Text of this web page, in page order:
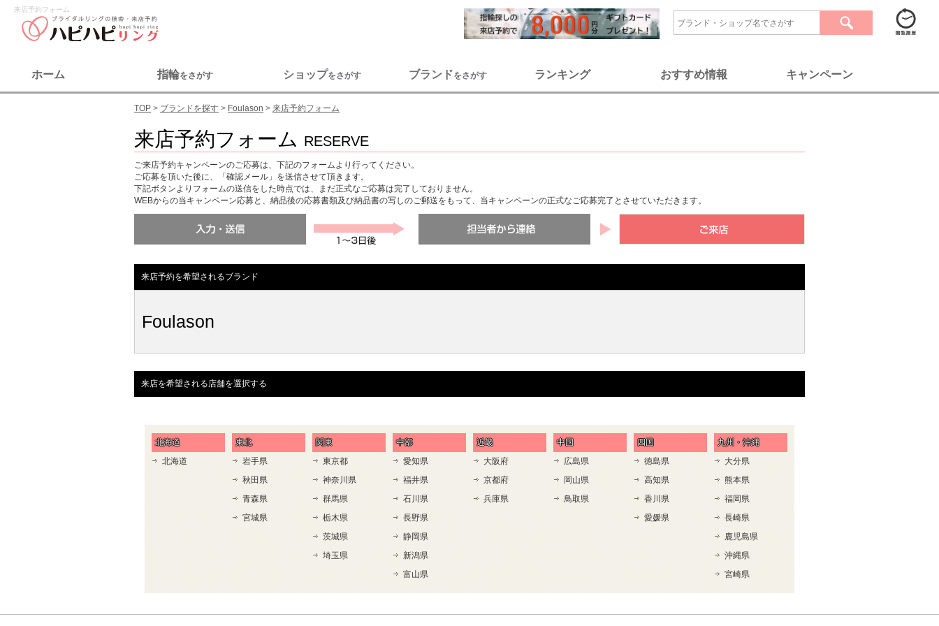
来店予約フォーム
ホーム 指輪をさがす ショップをさがす ブランドをさがす ランキング おすすめ情報 キャンペーン
TOP ブランドを探す Foulason 来店予約フォーム
来店予約フォーム RESERVE
ご来店予約キャンペーンのご応募は、下記のフォームより行ってください。
ご応募を頂いた後に、「確認メール」を送信させて頂きます。
下記ボタンよりフォームの送信をした時点では、まだ正式なご応募は完了しておりません。
WEBからの当キャンペーン応募と、納品後の応募書類及び納品書の写しのご郵送をもって、当キャンペーンの正式なご応募完了とさせていただきます。
来店予約を希望されるブランド
Foulason
来店を希望される店舗を選択する
北海道
北海道
東北
岩手県
秋田県
青森県
宮城県
関東
東京都
神奈川県
群馬県
栃木県
茨城県
埼玉県
中部
愛知県
福井県
石川県
長野県
静岡県
新潟県
富山県
近畿
大阪府
京都府
兵庫県
中国
広島県
岡山県
鳥取県
四国
徳島県
高知県
香川県
愛媛県
九州・沖縄
大分県
熊本県
福岡県
長崎県
鹿児島県
沖縄県
宮崎県